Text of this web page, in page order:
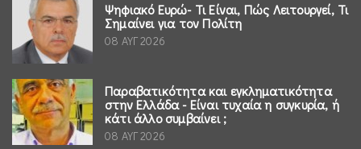
Ψηφιακό Ευρώ- Τι Είναι, Πώς Λειτουργεί, Τι
Σημαίνει για τον Πολίτη
08 ΑΥΓ 2026
Παραβατικότητα και εγκληματικότητα
στην Ελλάδα - Είναι τυχαία η συγκυρία, ή
κάτι άλλο συμβαίνει ;
08 ΑΥΓ 2026